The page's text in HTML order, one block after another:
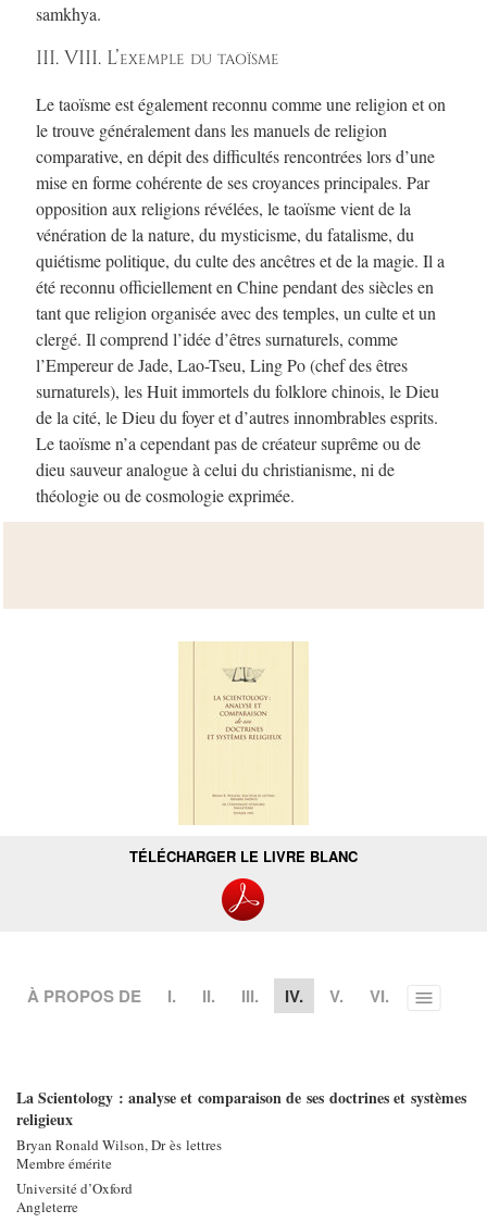
samkhya.
III. VIII. L’exemple du taoïsme
Le taoïsme est également reconnu comme une religion et on
le trouve généralement dans les manuels de religion
comparative, en dépit des difficultés rencontrées lors d’une
mise en forme cohérente de ses croyances principales. Par
opposition aux religions révélées, le taoïsme vient de la
vénération de la nature, du mysticisme, du fatalisme, du
quiétisme politique, du culte des ancêtres et de la magie. Il a
été reconnu officiellement en Chine pendant des siècles en
tant que religion organisée avec des temples, un culte et un
clergé. Il comprend l’idée d’êtres surnaturels, comme
l’Empereur de Jade, Lao-Tseu, Ling Po (chef des êtres
surnaturels), les Huit immortels du folklore chinois, le Dieu
de la cité, le Dieu du foyer et d’autres innombrables esprits.
Le taoïsme n’a cependant pas de créateur suprême ou de
dieu sauveur analogue à celui du christianisme, ni de
théologie ou de cosmologie exprimée.
TÉLÉCHARGER LE LIVRE BLANC
À PROPOS DE I. II. III. IV. V. VI. Toggle
La Scientology : analyse et comparaison de ses doctrines et systèmes
religieux
Bryan Ronald Wilson, Dr ès lettres
Membre émérite
Université d’Oxford
Angleterre